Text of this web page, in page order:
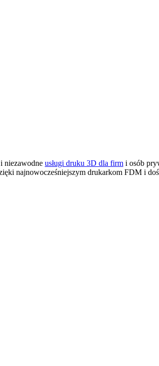
niezawodne usługi druku 3D dla firm i osób
najnowocześniejszym drukarkom FDM i